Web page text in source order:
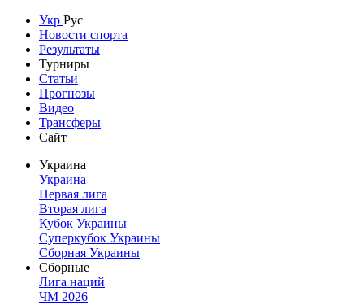
Укр Рус
Новости спорта
Результаты
Турниры
Статьи
Прогнозы
Видео
Трансферы
Сайт
Украина
Украина
Первая лига
Вторая лига
Кубок Украины
Суперкубок Украины
Сборная Украины
Сборные
Лига наций
ЧМ 2026